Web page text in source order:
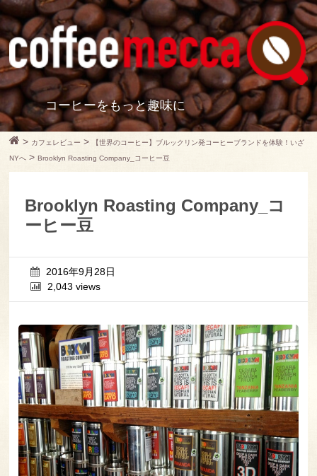
コーヒーをもっと趣味に
> カフェレビュー >
【世界のコーヒー】ブルックリン発コーヒーブランドを体験！いざ
NYへ >Brooklyn Roasting Company_コーヒー豆
Brooklyn Roasting Company_コ
ーヒー豆
2016年9月28日
2,043 views